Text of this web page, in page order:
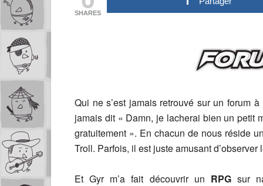
SHARES
Qui ne s’est jamais retrouvé sur un forum
jamais dit « Damn, je lacherai bien un petit
gratuitement ». En chacun de nous réside
Troll. Parfois, il est juste amusant d’observer
Et Gyr m’a fait découvrir un RPGsur